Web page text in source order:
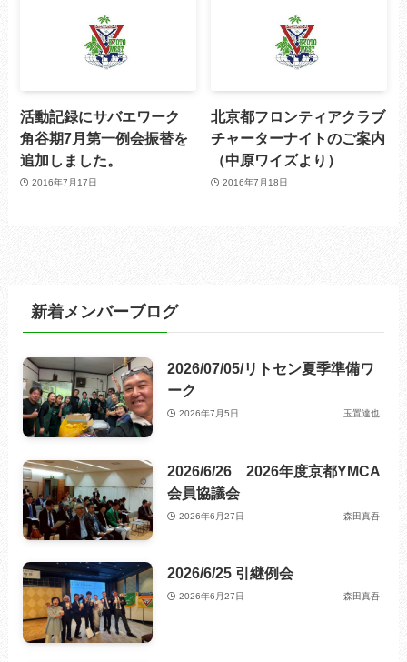
活動記録にサバエワーク
角谷期7月第一例会振替を
追加しました。
2016年7月17日
北京都フロンティアクラブ
チャーターナイトのご案内
（中原ワイズより）
2016年7月18日
新着メンバーブログ
2026/07/05/リトセン夏季準備ワ
ーク
2026年7月5日 玉置達也
2026/6/26 2026年度京都YMCA
会員協議会
2026年6月27日 森田真吾
2026/6/25 引継例会
2026年6月27日 森田真吾